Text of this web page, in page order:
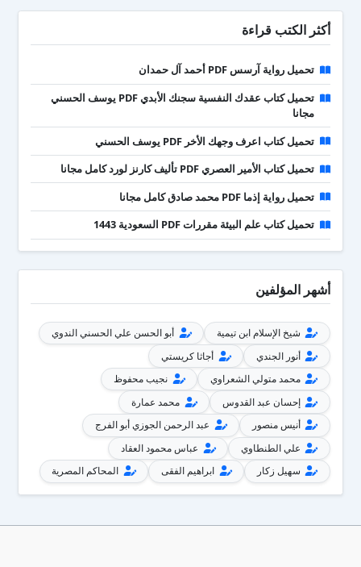
أكثر الكتب قراءة
تحميل رواية آرسس PDF أحمد آل حمدان
تحميل كتاب عقدك النفسية سجنك الأبدي PDF يوسف الحسني
مجانا
تحميل كتاب اعرف وجهك الأخر PDF يوسف الحسني
تحميل كتاب الأمير العصري PDF تأليف كارنز لورد كامل مجانا
تحميل رواية إذما PDF محمد صادق كامل مجانا
تحميل كتاب علم البيئة مقررات PDF السعودية 1443
أشهر المؤلفين
شيخ الإسلام ابن تيمية
أبو الحسن علي الحسني الندوي
أنور الجندي
أجاثا كريستي
محمد متولي الشعراوي
نجيب محفوظ
إحسان عبد القدوس
محمد عمارة
أنيس منصور
عبد الرحمن الجوزي أبو الفرج
علي الطنطاوي
عباس محمود العقاد
سهيل زكار
ابراهيم الفقى المحاكم المصرية